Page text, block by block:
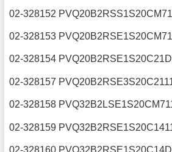
02-328152
02-328153
02-328154
02-328157
02-328158
02-328159